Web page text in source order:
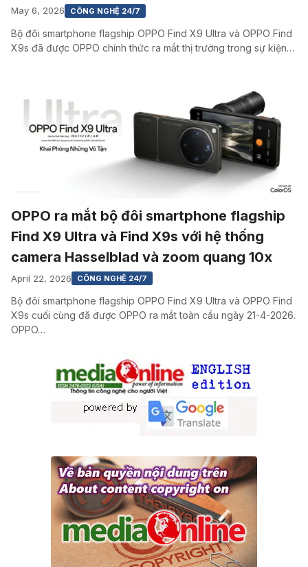
May 6, 2026 CÔNG NGHỆ 24/7
Bộ đôi smartphone flagship OPPO Find X9 Ultra và OPPO Find
X9s đã được OPPO chính thức ra mắt thị trường trong sự kiện…
OPPO ra mắt bộ đôi smartphone flagship
Find X9 Ultra và Find X9s với hệ thống
camera Hasselblad và zoom quang 10x
April 22, 2026 CÔNG NGHỆ 24/7
Bộ đôi smartphone flagship OPPO Find X9 Ultra và OPPO Find
X9s cuối cùng đã được OPPO ra mắt toàn cầu ngày 21-4-2026.
OPPO…